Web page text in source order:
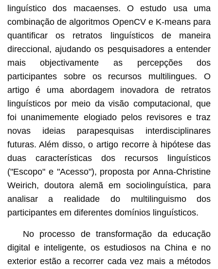
linguístico dos macaenses. O estudo usa uma
combinação de algoritmos OpenCV e K-means para
quantificar os retratos linguísticos de maneira
direccional, ajudando os pesquisadores a entender
mais objectivamente as percepções dos
participantes sobre os recursos multilingues. O
artigo é uma abordagem inovadora de retratos
linguísticos por meio da visão computacional, que
foi unanimemente elogiado pelos revisores e traz
novas ideias parapesquisas interdisciplinares
futuras. Além disso, o artigo recorre à hipótese das
duas características dos recursos linguísticos
("Escopo" e "Acesso"), proposta por Anna-Christine
Weirich, doutora alemã em sociolinguística, para
analisar a realidade do multilinguismo dos
participantes em diferentes domínios linguísticos.
No processo de transformação da educação
digital e inteligente, os estudiosos na China e no
exterior estão a recorrer cada vez mais a métodos